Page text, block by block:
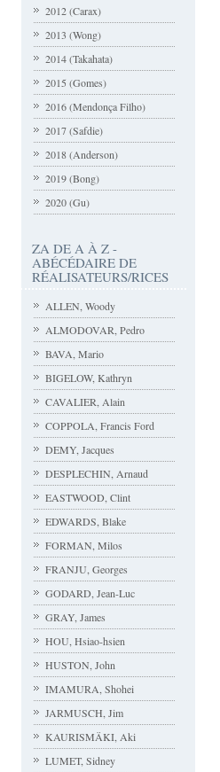
2012 (Carax)
2013 (Wong)
2014 (Takahata)
2015 (Gomes)
2016 (Mendonça Filho)
2017 (Safdie)
2018 (Anderson)
2019 (Bong)
2020 (Gu)
ZA DE A À Z -
ABÉCÉDAIRE DE
RÉALISATEURS/RICES
ALLEN, Woody
ALMODOVAR, Pedro
BAVA, Mario
BIGELOW, Kathryn
CAVALIER, Alain
COPPOLA, Francis Ford
DEMY, Jacques
DESPLECHIN, Arnaud
EASTWOOD, Clint
EDWARDS, Blake
FORMAN, Milos
FRANJU, Georges
GODARD, Jean-Luc
GRAY, James
HOU, Hsiao-hsien
HUSTON, John
IMAMURA, Shohei
JARMUSCH, Jim
KAURISMÄKI, Aki
LUMET, Sidney